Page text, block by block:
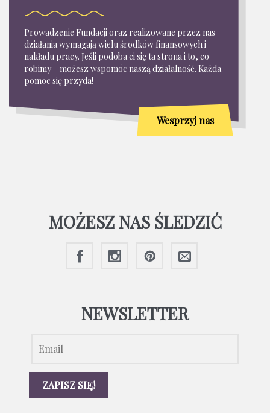
Prowadzenie Fundacji oraz realizowane przez nas
działania wymagają wielu środków finansowych i
nakładu pracy. Jeśli podoba ci się ta strona i to, co
robimy – możesz wspomóc naszą działalność. Każda
pomoc się przyda!
Wesprzyj nas
MOŻESZ NAS ŚLEDZIĆ
NEWSLETTER